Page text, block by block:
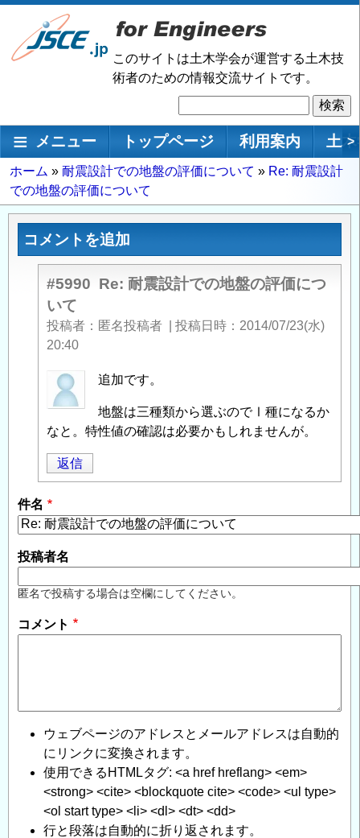
メ
ン
動
このサイトは土木学会が運営する土木技
術者のための情報交流サイトです。
索
メインナビゲーション
メニュー トップページ 利用案内 土 >
パ
ン
く
ホーム 耐震設計での地盤の評価について
Re: 耐震設計
での地盤の評価について
コメントを追加
#5990 Re: 耐震設計での地盤の評価につ
いて
投稿者 匿名投稿者 投稿日時
2014/07/23(水)
20:40
匿
名
稿
者
に
る
「Re:
耐
設
で
の
評
価
に
つ
い
て 」
追加です。
地盤は三種類から選ぶのでⅠ種になるか
なと。特性値の確認は必要かもしれませんが。
返信
件名
投稿者名
匿名で投稿する場合は空欄にしてください。
コメント
ウェブページのアドレスとメールアドレスは自動的
にリンクに変換されます。
使用できるHTMLタグ: <a href hreflang> <em>
<strong> <cite> <blockquote cite> <code> <ul type>
<ol start type> <li> <dl> <dt> <dd>
行と段落は自動的に折り返されます。